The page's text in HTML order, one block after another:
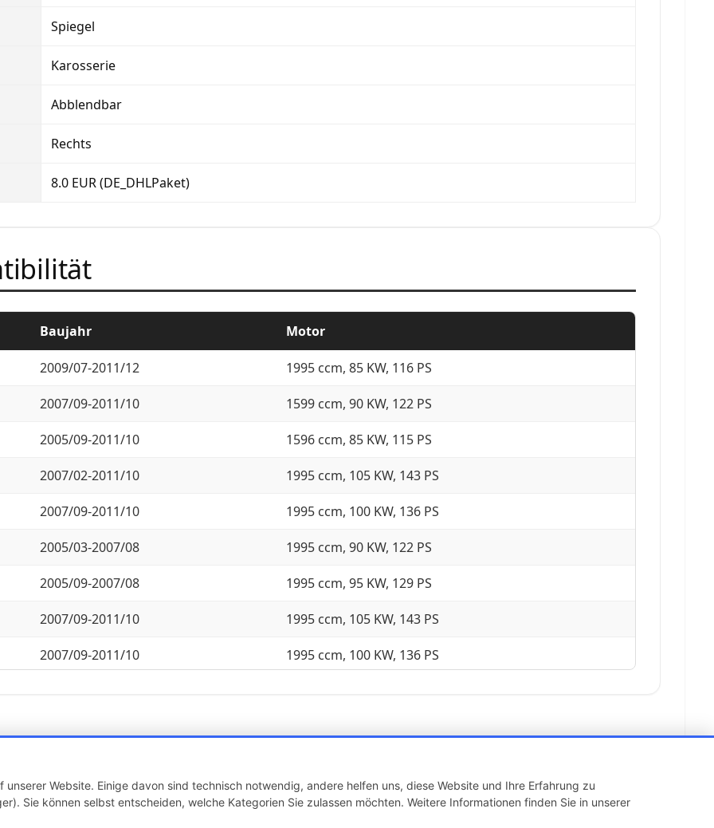
Website. Einige davon sind technisch notwendig, andere helfen uns, diese Website und Ihre Erfahrung zu
Sie können selbst entscheiden, welche Kategorien Sie zulassen möchten. Weitere Informationen finden Sie in unserer
Spiegel
Karosserie
Abblendbar
Rechts
8.0 EUR (DE_DHLPaket)
Baujahr Motor
2009/07-2011/12 1995 ccm, 85 KW, 116 PS
2007/09-2011/10 1599 ccm, 90 KW, 122 PS
2005/09-2011/10 1596 ccm, 85 KW, 115 PS
2007/02-2011/10 1995 ccm, 105 KW, 143 PS
2007/09-2011/10 1995 ccm, 100 KW, 136 PS
2005/03-2007/08 1995 ccm, 90 KW, 122 PS
2005/09-2007/08 1995 ccm, 95 KW, 129 PS
2007/09-2011/10 1995 ccm, 105 KW, 143 PS
2007/09-2011/10 1995 ccm, 100 KW, 136 PS
2004/12-2007/09 1995 ccm, 110 KW, 150 PS